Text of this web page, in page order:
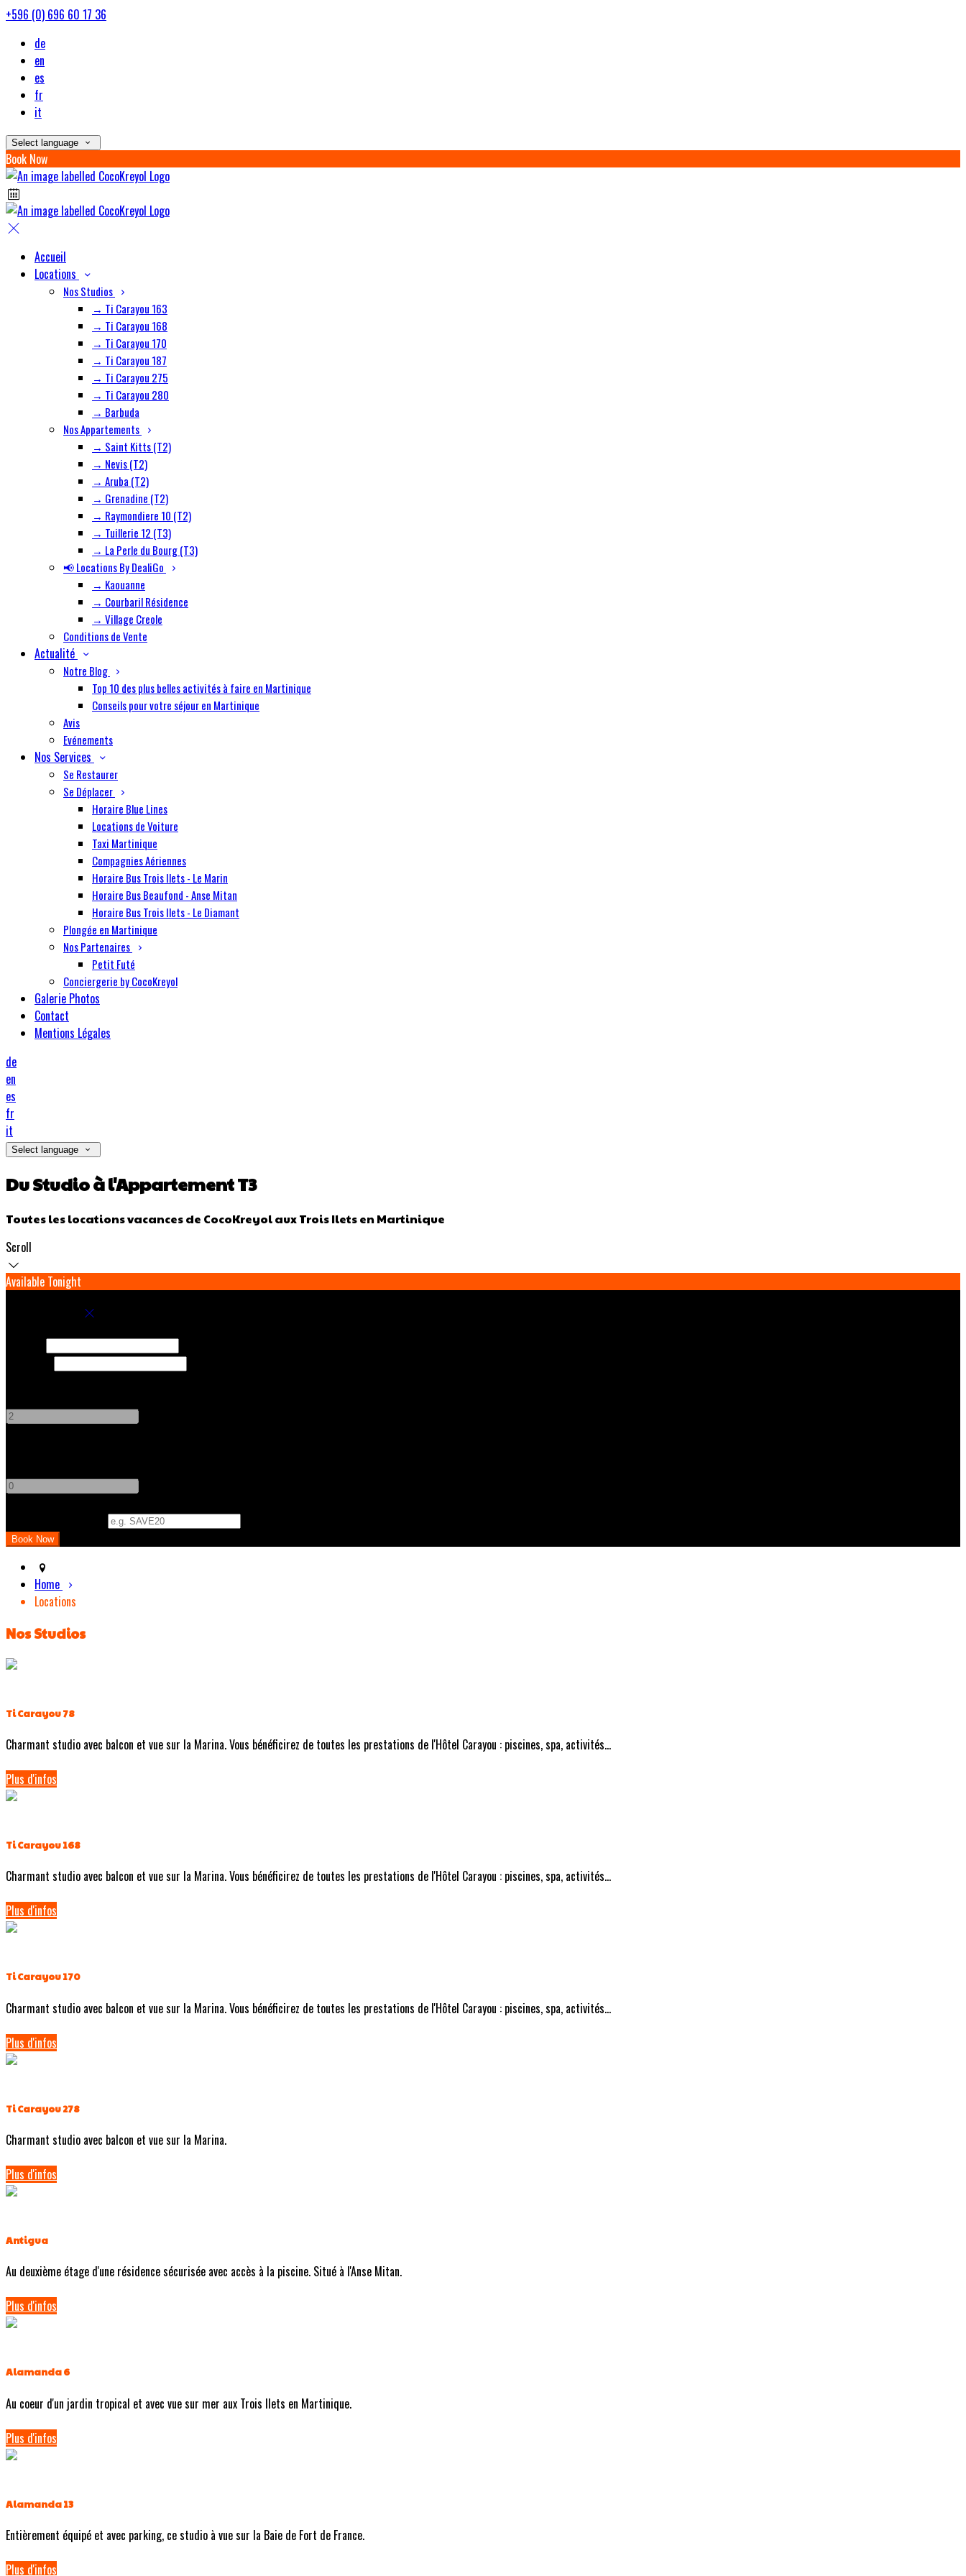
+596 (0) 696 60 17 36
de
en
es
fr
it
Select language
Book Now
Accueil
Locations
Nos Studios
→ Ti Carayou 163
→ Ti Carayou 168
→ Ti Carayou 170
→ Ti Carayou 187
→ Ti Carayou 275
→ Ti Carayou 280
→ Barbuda
Nos Appartements
→ Saint Kitts (T2)
→ Nevis (T2)
→ Aruba (T2)
→ Grenadine (T2)
→ Raymondiere 10 (T2)
→ Tuillerie 12 (T3)
→ La Perle du Bourg (T3)
📢 Locations By DealiGo
→ Kaouanne
→ Courbaril Résidence
→ Village Creole
Conditions de Vente
Actualité
Notre Blog
Top 10 des plus belles activités à faire en Martinique
Conseils pour votre séjour en Martinique
Avis
Evénements
Nos Services
Se Restaurer
Se Déplacer
Horaire Blue Lines
Locations de Voiture
Taxi Martinique
Compagnies Aériennes
Horaire Bus Trois Ilets - Le Marin
Horaire Bus Beaufond - Anse Mitan
Horaire Bus Trois Ilets - Le Diamant
Plongée en Martinique
Nos Partenaires
Petit Futé
Conciergerie by CocoKreyol
Galerie Photos
Contact
Mentions Légales
de
en
es
fr
it
Select language
Du Studio à l'Appartement T3
Toutes les locations vacances de CocoKreyol aux Trois Ilets en Martinique
Scroll
Available Tonight
Home
Locations
Nos Studios
Ti Carayou 78
Charmant studio avec balcon et vue sur la Marina. Vous bénéficirez de toutes les prestations de l'Hôtel Carayou : piscines, spa, activités...
Plus d'infos
Ti Carayou 168
Charmant studio avec balcon et vue sur la Marina. Vous bénéficirez de toutes les prestations de l'Hôtel Carayou : piscines, spa, activités...
Plus d'infos
Ti Carayou 170
Charmant studio avec balcon et vue sur la Marina. Vous bénéficirez de toutes les prestations de l'Hôtel Carayou : piscines, spa, activités...
Plus d'infos
Ti Carayou 278
Charmant studio avec balcon et vue sur la Marina.
Plus d'infos
Antigua
Au deuxième étage d'une résidence sécurisée avec accès à la piscine. Situé à l'Anse Mitan.
Plus d'infos
Alamanda 6
Au coeur d'un jardin tropical et avec vue sur mer aux Trois Ilets en Martinique.
Plus d'infos
Alamanda 13
Entièrement équipé et avec parking, ce studio à vue sur la Baie de Fort de France.
Plus d'infos